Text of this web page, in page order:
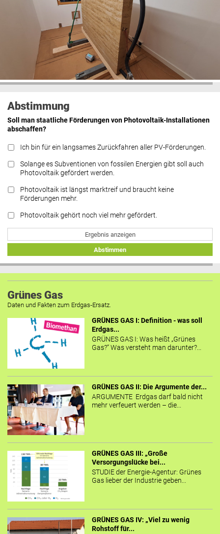
Abstimmung
Soll man staatliche Förderungen von Photovoltaik-Installationen
abschaffen?
Ich bin für ein langsames Zurückfahren aller PV-Förderungen.
Solange es Subventionen von fossilen Energien gibt soll auch
Photovoltaik gefördert werden.
Photovoltaik ist längst marktreif und braucht keine
Förderungen mehr.
Photovoltaik gehört noch viel mehr gefördert.
Ergebnis anzeigen
Abstimmen
Grünes Gas
Daten und Fakten zum Erdgas-Ersatz.
GRÜNES GAS I: Definition - was soll
Erdgas...
GRÜNES GAS I: Was heißt „Grünes
Gas?“ Was versteht man darunter?...
GRÜNES GAS II: Die Argumente der...
ARGUMENTE Erdgas darf bald nicht
mehr verfeuert werden – die...
GRÜNES GAS III: „Große
Versorgungslücke bei...
STUDIE der Energie-Agentur: Grünes
Gas lieber der Industrie geben...
GRÜNES GAS IV: „Viel zu wenig
Rohstoff für...